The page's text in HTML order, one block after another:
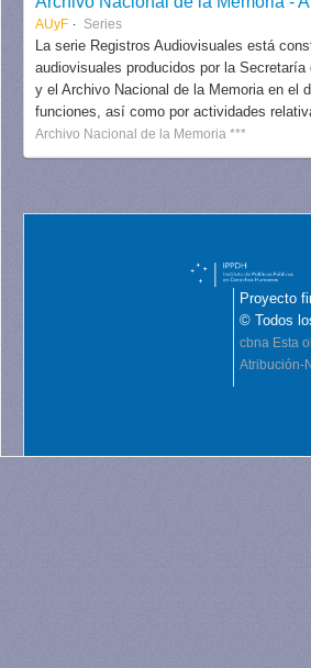
AUyF Series
La serie Registros Audiovisuales está
audiovisuales producidos por la Secretaría
y el Archivo Nacional de la Memoria en el
funciones, así como por actividades
Archivo Nacional de la Memoria ***
Proyecto
© Todos
cbna Esta
Atribución-